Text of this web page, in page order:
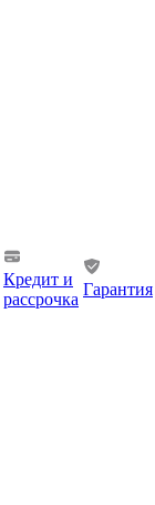
Кредит и
рассрочка
Гарантия